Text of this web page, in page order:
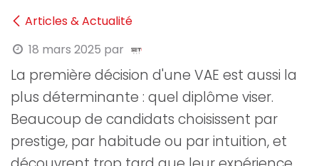
Articles & Actualité
18 mars 2025 par
La première décision d'une VAE est aussi la
plus déterminante : quel diplôme viser.
Beaucoup de candidats choisissent par
prestige, par habitude ou par intuition, et